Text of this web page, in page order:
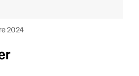
2024